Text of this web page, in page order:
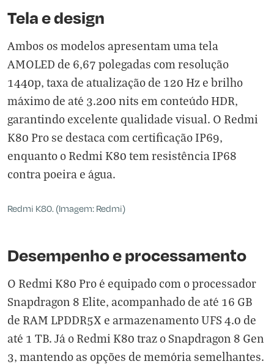
Tela e design
Ambos os modelos apresentam uma tela
AMOLED de 6,67 polegadas com resolução
1440p, taxa de atualização de 120 Hz e brilho
máximo de até 3.200 nits em conteúdo HDR,
garantindo excelente qualidade visual. O Redmi
K80 Pro se destaca com certificação IP69,
enquanto o Redmi K80 tem resistência IP68
contra poeira e água.
Redmi K80. (Imagem: Redmi)
Desempenho e processamento
O Redmi K80 Pro é equipado com o processador
Snapdragon 8 Elite, acompanhado de até 16 GB
de RAM LPDDR5X e armazenamento UFS 4.0 de
até 1 TB. Já o Redmi K80 traz o Snapdragon 8 Gen
3, mantendo as opções de memória semelhantes.